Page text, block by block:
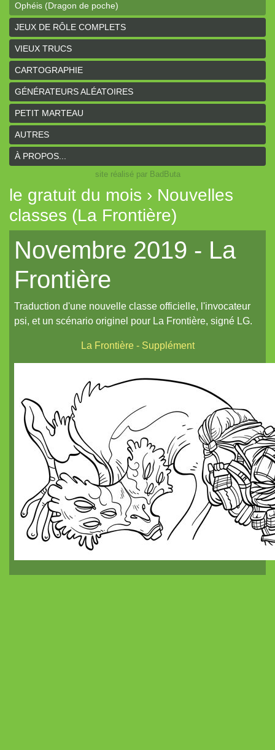
Ophéis (Dragon de poche)
L'anneau des Empereurs (Coeurs Vaillants)
Davy Jones (cartes)
Davy Jones (background)
Sur la route (Coeurs Vaillants)
Earthdawn (Coeurs Vaillants)
Titan&Fils 2020
Paysages
Histoires de la Montagne couronnée (Coeurs Vaillants)
Tout aléatoire pour IPP (Coeurs Vaillants)
Artemis (N.YX)
Les aventuriers du Continent perdu (Coeurs Vaillants)
Refuge 17 (Coeurs Vaillants)
Des portraits med-fan
Daitoshi Underground Yäger (manga violent)
Un nouveau site et un oeuf de pâques de noël...
Un reflet de lotus polychrome
Le Grand Imagier, partie un
Le Grand Imagier, partie deux
Le Grand Imagier, partie trois
Le Grand Imagier, partie quatre
Cartographie historique
Argosia de poche
JEUX DE RÔLE COMPLETS
VIEUX TRUCS
CARTOGRAPHIE
GÉNÉRATEURS ALÉATOIRES
PETIT MARTEAU
AUTRES
À PROPOS...
site réalisé par BadButa
le gratuit du mois › Nouvelles
classes (La Frontière)
Novembre 2019 - La
Frontière
Traduction d'une nouvelle classe officielle, l'invocateur
psi, et un scénario originel pour La Frontière, signé LG.
La Frontière - Supplément